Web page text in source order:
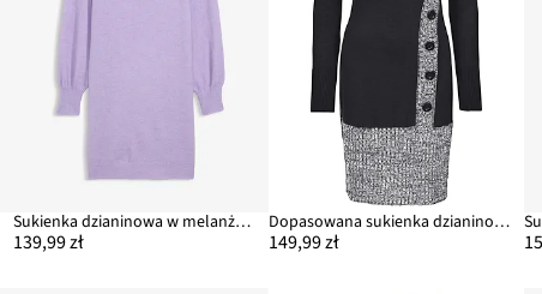
Sukienka dzianinowa w melanżowym kolorze
139,99 zł
Dopasowana sukienka dzianinowa z szalowym kołnierzem
149,99 zł